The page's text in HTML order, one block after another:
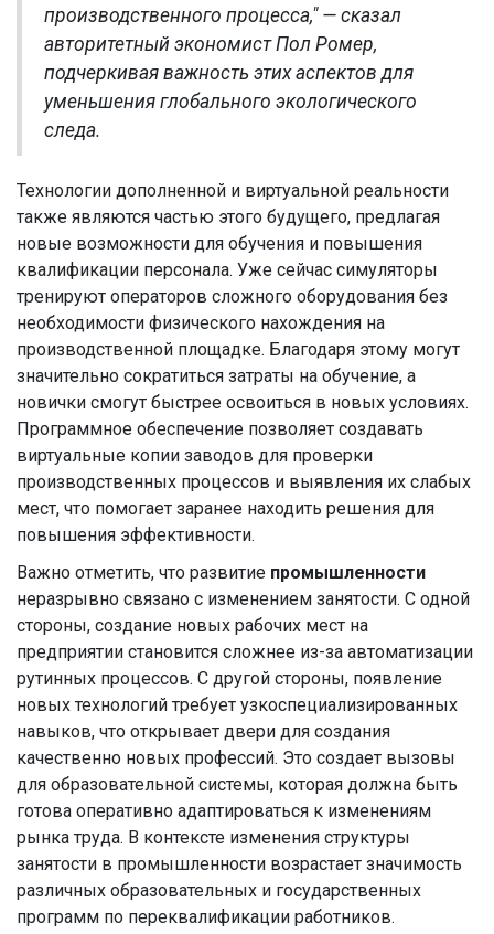
производственного процесса," — сказал
авторитетный экономист Пол Ромер,
подчеркивая важность этих аспектов для
уменьшения глобального экологического
следа.
Технологии дополненной и виртуальной реальности
также являются частью этого будущего, предлагая
новые возможности для обучения и повышения
квалификации персонала. Уже сейчас симуляторы
тренируют операторов сложного оборудования без
необходимости физического нахождения на
производственной площадке. Благодаря этому могут
значительно сократиться затраты на обучение, а
новички смогут быстрее освоиться в новых условиях.
Программное обеспечение позволяет создавать
виртуальные копии заводов для проверки
производственных процессов и выявления их слабых
мест, что помогает заранее находить решения для
повышения эффективности.
Важно отметить, что развитие промышленности
неразрывно связано с изменением занятости. С одной
стороны, создание новых рабочих мест на
предприятии становится сложнее из-за автоматизации
рутинных процессов. С другой стороны, появление
новых технологий требует узкоспециализированных
навыков, что открывает двери для создания
качественно новых профессий. Это создает вызовы
для образовательной системы, которая должна быть
готова оперативно адаптироваться к изменениям
рынка труда. В контексте изменения структуры
занятости в промышленности возрастает значимость
различных образовательных и государственных
программ по переквалификации работников.